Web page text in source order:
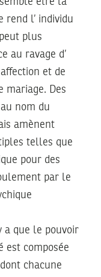
rend l’ individu
plus
au ravage d’
et de
mariage. Des
nom du
amènent
telles que
pour des
par le
a que le pouvoir
est composée
chacune